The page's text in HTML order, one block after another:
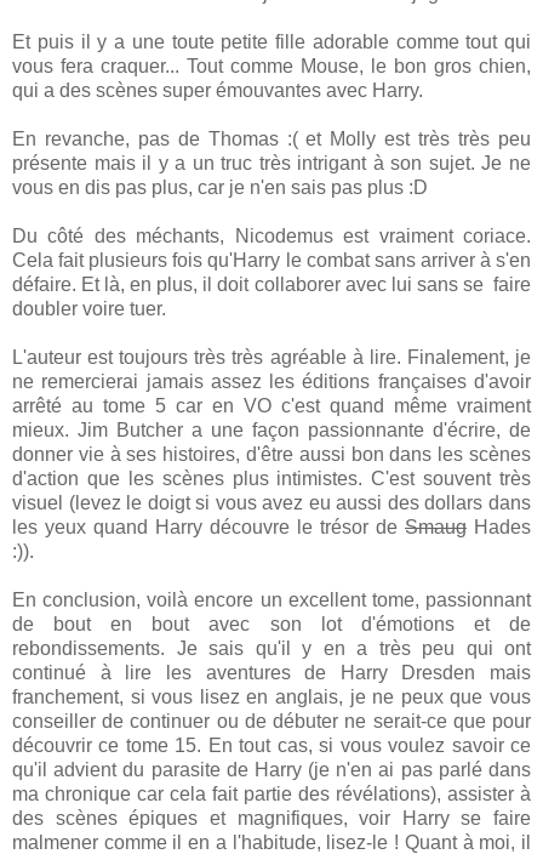
Et puis il y a une toute petite fille adorable comme tout qui
vous fera craquer... Tout comme Mouse, le bon gros chien,
qui a des scènes super émouvantes avec Harry.
En revanche, pas de Thomas :( et Molly est très très peu
présente mais il y a un truc très intrigant à son sujet. Je ne
vous en dis pas plus, car je n'en sais pas plus :D
Du côté des méchants, Nicodemus est vraiment coriace.
Cela fait plusieurs fois qu'Harry le combat sans arriver à s'en
défaire. Et là, en plus, il doit collaborer avec lui sans se faire
doubler voire tuer.
L'auteur est toujours très très agréable à lire. Finalement, je
ne remercierai jamais assez les éditions françaises d'avoir
arrêté au tome 5 car en VO c'est quand même vraiment
mieux. Jim Butcher a une façon passionnante d'écrire, de
donner vie à ses histoires, d'être aussi bon dans les scènes
d'action que les scènes plus intimistes. C'est souvent très
visuel (levez le doigt si vous avez eu aussi des dollars dans
les yeux quand Harry découvre le trésor de Smaug Hades
:)).
En conclusion, voilà encore un excellent tome, passionnant
de bout en bout avec son lot d'émotions et de
rebondissements. Je sais qu'il y en a très peu qui ont
continué à lire les aventures de Harry Dresden mais
franchement, si vous lisez en anglais, je ne peux que vous
conseiller de continuer ou de débuter ne serait-ce que pour
découvrir ce tome 15. En tout cas, si vous voulez savoir ce
qu'il advient du parasite de Harry (je n'en ai pas parlé dans
ma chronique car cela fait partie des révélations), assister à
des scènes épiques et magnifiques, voir Harry se faire
malmener comme il en a l'habitude, lisez-le ! Quant à moi, il